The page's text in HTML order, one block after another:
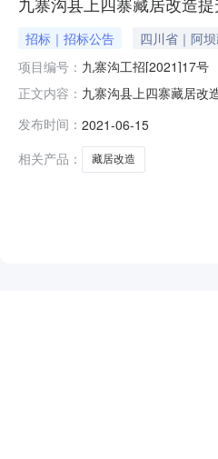
招标｜招标公告 四川省｜阿
项目编号： 九寨沟工招[2021]17号
正文内容： 九寨沟县上四寨藏居改
案机关名称)以川投资
发布时间： 2021-06-15
相关产品：
藏居改造